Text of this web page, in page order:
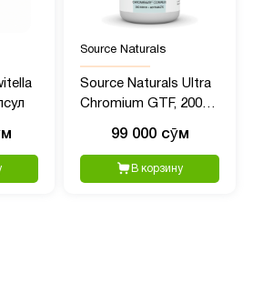
Source Naturals
Source Naturals Ultra
Chromium GTF, 200
99 000 сӯм
В корзину